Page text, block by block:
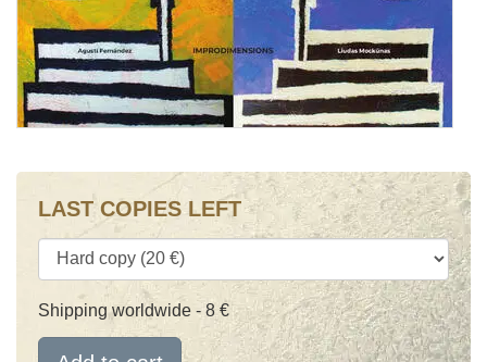
LAST COPIES LEFT
Shipping worldwide - 8 €